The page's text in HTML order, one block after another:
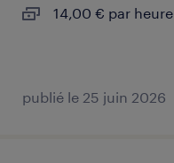
14,00 € par heure
publié le 25 juin 2026